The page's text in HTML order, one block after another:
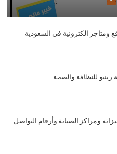
الكترونية في السعودية
للنظافة والصحة
ومراكز الصيانة وأرقام التواصل